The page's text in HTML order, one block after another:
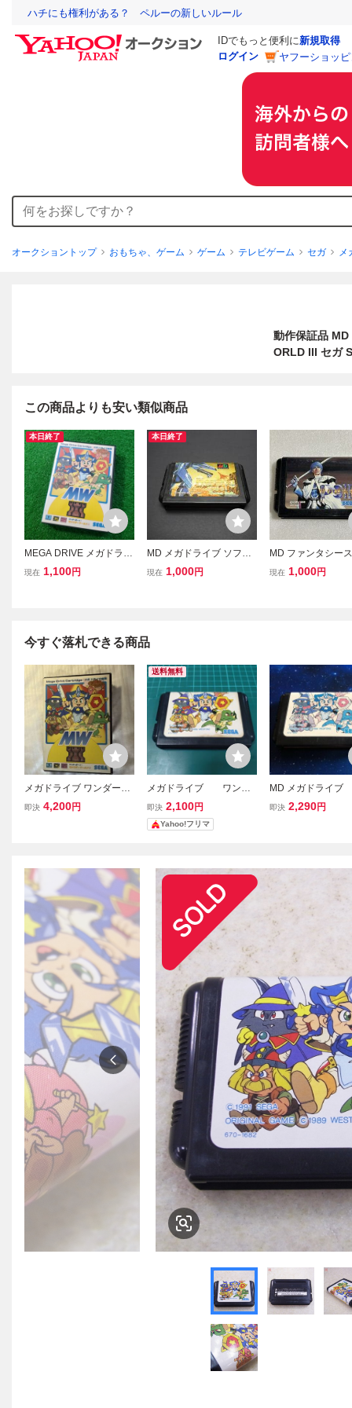
ハチにも権利がある？ ペルーの新しいルール
IDでもっと便利に新規取得
ログイン
ヤフーショッ
オークショントップ おもちゃ、ゲーム ゲーム テレビゲーム セガ メ
動作保証品
ORLD III セガ
この商品よりも安い類似商品
本日終了
MEGA DRIVE メガドライ
ブ カセット ソフト モン
現在 1,100円
本日終了
MD メガドライブ ソフト
Herzog zwei ヘルツォー
現在 1,000円
MD ファンタシー
Ⅲ 時の継承者 メガ
現在 1,000円
今すぐ落札できる商品
メガドライブ ワンダーボ
ーイV モンスターワール
即決 4,200円
送料無料
メガドライブ ワンダ
ーボーイ5 モンスターワ
ールド3 MD
即決 2,100円
Yahoo!フリマ
MD メガドライ
スターワールド3
即決 2,290円